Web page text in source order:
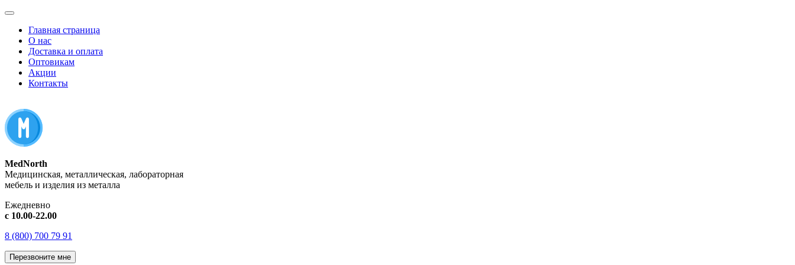
Главная страница
О нас
Доставка и оплата
Оптовикам
Акции
Контакты
MedNorth
Медицинская, металлическая, лабораторная
мебель и изделия из металла
Ежедневно
с 10.00-22.00
8 (800) 700 79 91
Перезвоните мне